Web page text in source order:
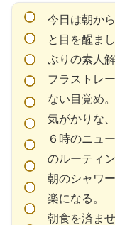
今日は朝か
と目を醒ま
ぶりの素人
フラストレ
ない目覚め。
気がかりな
６時のニュ
のルーティ
朝のシャワ
楽になる。
朝食を済ま